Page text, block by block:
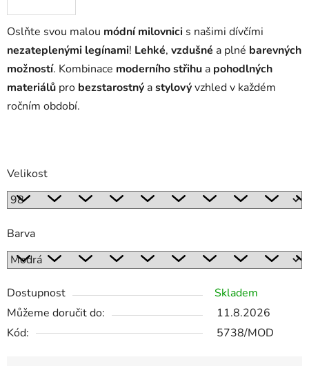
Oslňte svou malou módní milovnici s našimi dívčími
nezateplenými legínami! Lehké, vzdušné a plné barevných
možností. Kombinace moderního střihu a pohodlných
materiálů pro bezstarostný astylovývzhled v každém
ročním období.
Velikost
Barva
Dostupnost
Skladem
Můžeme doručit do:
11.8.2026
Kód:
5738/MOD